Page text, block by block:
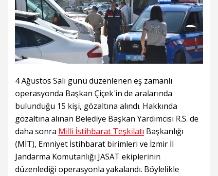
4 Ağustos Salı günü düzenlenen eş zamanlı
operasyonda Başkan Çiçek'in de aralarında
bulunduğu 15 kişi, gözaltına alındı. Hakkında
gözaltına alınan Belediye Başkan Yardımcısı R.S. de
daha sonra Milli İstihbarat Teşkilatı Başkanlığı
(MİT), Emniyet İstihbarat birimleri ve İzmir İl
Jandarma Komutanlığı JASAT ekiplerinin
düzenlediği operasyonla yakalandı. Böylelikle